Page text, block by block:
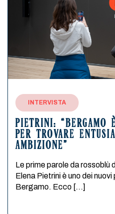
INTERVISTA
PIETRINI: “BERGAMO
PER TROVARE
AMBIZIONE”
Le prime parole da
Elena Pietrini è uno dei
Bergamo. Ecco […]